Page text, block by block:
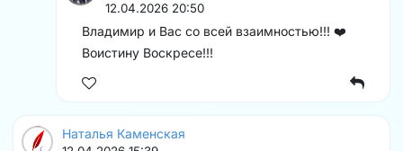
12.04.2026 20:50
Владимир и Вас со всей взаимностью!!! ❤️
Воистину Воскресе!!!
Наталья Каменская